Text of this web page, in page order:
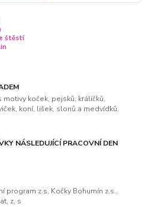
štěstí
motivy koček, pejsků, králíčků,
koní, lišek, slonů a medvídků.
NÁSLEDUJÍCÍ PRACOVNÍ DEN
program z.s, Kočky Bohumín z.s.,
z. s